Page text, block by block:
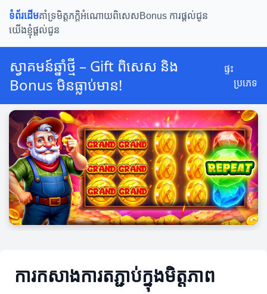
ទំព័រដើមគាំទ្រមិត្តភក្តិអំណោយពិសេសBonus ការផ្តល់ជូន
យើងខ្ញុំផ្តល់ជូន
ស្វាគមន៍ឆ្នាំថ្មី – Gift ពិសេស និង
Bonus មិនធ្លាប់មាន!
ផ្ទះ
ប្រភេទ
ការកសាងការតភ្ជាប់ក្នុងមិត្តភាព